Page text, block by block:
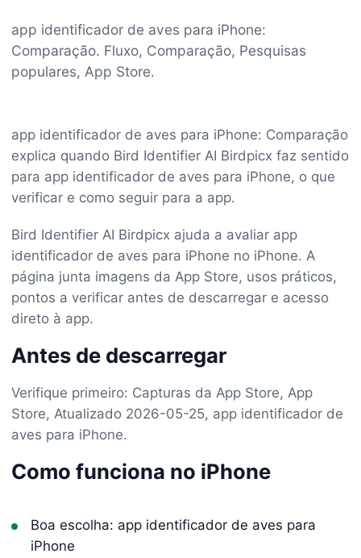
app identificador de aves para iPhone:
Comparação. Fluxo, Comparação, Pesquisas
populares, App Store.
app identificador de aves para iPhone: Comparação
explica quando Bird Identifier AI Birdpicx faz sentido
para app identificador de aves para iPhone, o que
verificar e como seguir para a app.
Bird Identifier AI Birdpicx ajuda a avaliar app
identificador de aves para iPhone no iPhone. A
página junta imagens da App Store, usos práticos,
pontos a verificar antes de descarregar e acesso
direto à app.
Antes de descarregar
Verifique primeiro: Capturas da App Store, App
Store, Atualizado 2026-05-25, app identificador de
aves para iPhone.
Como funciona no iPhone
Boa escolha: app identificador de aves para
iPhone